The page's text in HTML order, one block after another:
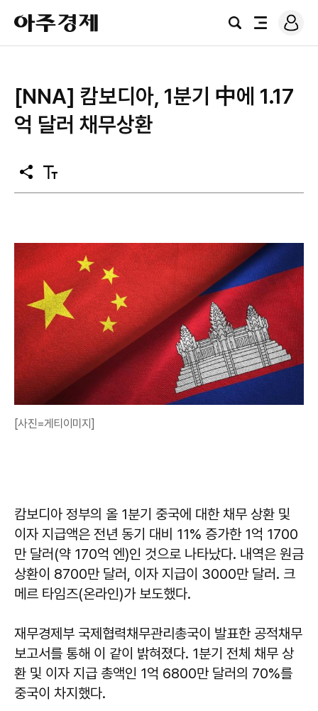
아
주
경
검
전
로
그
[NNA] 캄보디아, 1분기 中에 1.17
억 달러 채무상환
공
유
텍
스
[사진=게티이미지]
캄보디아 정부의 올 1분기 중국에 대한 채무 상환 및
이자 지급액은 전년 동기 대비 11% 증가한 1억 1700
만 달러(약 170억 엔)인 것으로 나타났다. 내역은 원금
상환이 8700만 달러, 이자 지급이 3000만 달러. 크
메르 타임즈(온라인)가 보도했다.
재무경제부 국제협력채무관리총국이 발표한 공적채무
보고서를 통해 이 같이 밝혀졌다. 1분기 전체 채무 상
환 및 이자 지급 총액인 1억 6800만 달러의 70%를
중국이 차지했다.